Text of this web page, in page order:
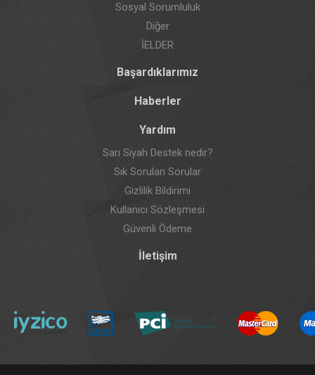
Sosyal Sorumluluk
Diğer
İELDER
Başardıklarımız
Haberler
Yardım
Sarı Siyah Destek nedir?
Sık Sorulan Sorular
Gizlilik Bildirimi
Kullanıcı Sözleşmesi
Güvenli Ödeme
İletişim